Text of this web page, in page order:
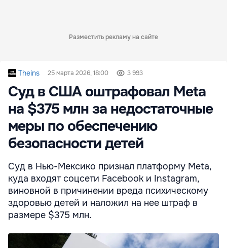
Разместить рекламу на сайте
Theins 25 марта 2026, 18:00 3 993
Суд в США оштрафовал Meta
на $375 млн за недостаточные
меры по обеспечению
безопасности детей
Суд в Нью-Мексико признал платформу Meta,
куда входят соцсети Facebook и Instagram,
виновной в причинении вреда психическому
здоровью детей и наложил на нее штраф в
размере $375 млн.